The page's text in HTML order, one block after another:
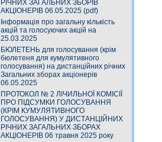
РІЧНИХ ЗАГАЛЬНИХ ЗБОРІВ
АКЦІОНЕРІВ 06.05.2025 (pdf)
Інформація про загальну кількість
акцій та голосуючих акцій на
25.03.2025
БЮЛЕТЕНЬ для голосування (крім
бюлетеня для кумулятивного
голосування) на дистанційних річних
Загальних зборах акціонерів
06.05.2025
ПРОТОКОЛ № 2 ЛІЧИЛЬНОЇ КОМІСІЇ
ПРО ПІДСУМКИ ГОЛОСУВАННЯ
(КРІМ КУМУЛЯТИВНОГО
ГОЛОСУВАННЯ) У ДИСТАНЦІЙНИХ
РІЧНИХ ЗАГАЛЬНИХ ЗБОРАХ
АКЦІОНЕРІВ 06 травня 2025 року